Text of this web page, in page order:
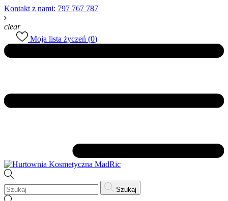
Kontakt z nami: 797 767 787
clear
Moja lista życzeń (0)
Szukaj